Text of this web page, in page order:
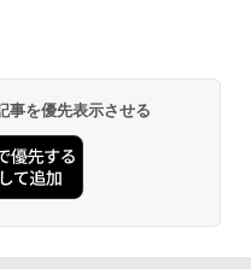
事を優先表示させる